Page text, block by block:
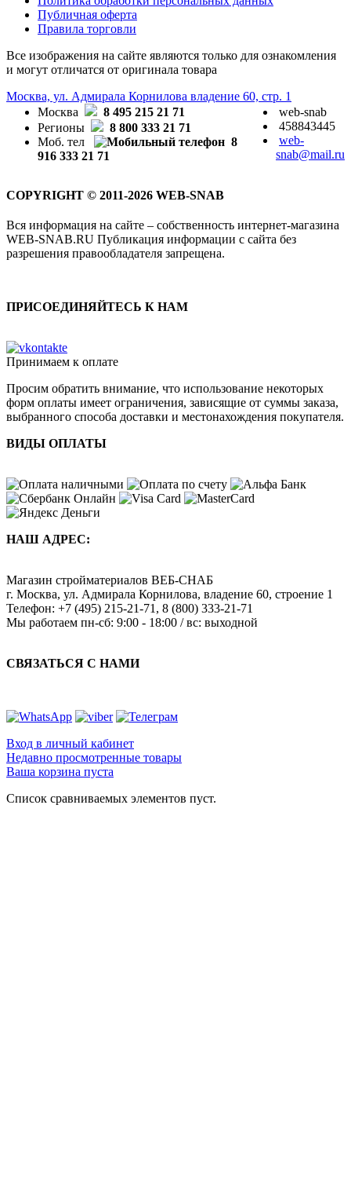
Публичная оферта
Правила торговли
Все изображения на сайте являются только для ознакомления
и могут отличатся от оригинала товара
Москва, ул. Адмирала Корнилова владение 60, стр. 1
Москва
8 495 215 21 71
Регионы
8 800 333 21 71
Моб. тел
8
916 333 21 71
web-snab
458843445
web-
snab@mail.ru
COPYRIGHT © 2011-2026 WEB-SNAB
Вся информация на сайте – собственность интернет-магазина
WEB-SNAB.RU Публикация информации с сайта без
разрешения правообладателя запрещена.
ПРИСОЕДИНЯЙТЕСЬ К НАМ
Принимаем к оплате
Просим обратить внимание, что использование некоторых
форм оплаты имеет ограничения, зависящие от суммы заказа,
выбранного способа доставки и местонахождения покупателя.
ВИДЫ ОПЛАТЫ
НАШ АДРЕС:
Магазин стройматериалов ВЕБ-СНАБ
г. Москва, ул. Адмирала Корнилова, владение 60, строение 1
Телефон: +7 (495) 215-21-71 , 8 (800) 333-21-71
Мы работаем пн-сб: 9:00 - 18:00 / вс: выходной
СВЯЗАТЬСЯ С НАМИ
Вход в личный кабинет
Недавно просмотренные товары
Ваша корзина пуста
Список сравниваемых элементов пуст.